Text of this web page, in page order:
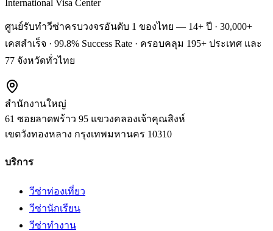
International Visa Center
ศูนย์รับทำวีซ่าครบวงจรอันดับ 1 ของไทย — 14+ ปี · 30,000+
เคสสำเร็จ · 99.8% Success Rate · ครอบคลุม 195+ ประเทศ และ
77 จังหวัดทั่วไทย
สำนักงานใหญ่
61 ซอยลาดพร้าว 95 แขวงคลองเจ้าคุณสิงห์
เขตวังทองหลาง กรุงเทพมหานคร 10310
บริการ
วีซ่าท่องเที่ยว
วีซ่านักเรียน
วีซ่าทำงาน